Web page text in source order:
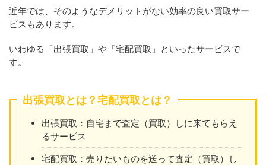
近年では、そのようなデメリットがない効率の良い買取サー
ビスもあります。
いわゆる「出張買取」や「宅配買取」といったサービスで
す。
出張買取とは？宅配買取とは？
出張買取：自宅まで査定（買取）しに来てもらえ
るサービス
宅配買取：売りたいものを送って査定（買取）し